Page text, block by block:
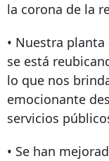
la corona de la
• Nuestra
se está
lo que nos
emocionante
servicios
• Se han